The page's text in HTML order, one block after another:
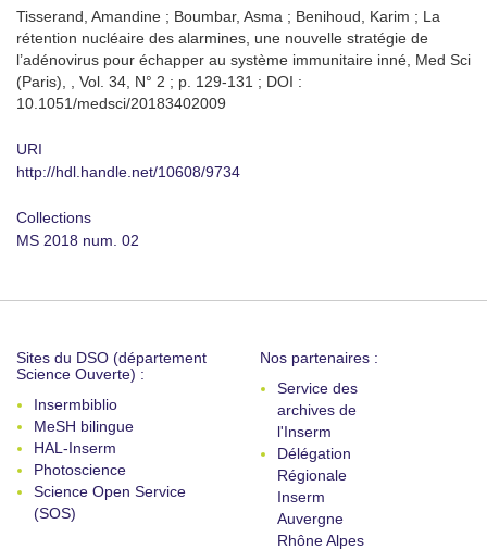
Tisserand, Amandine ; Boumbar, Asma ; Benihoud, Karim ; La
rétention nucléaire des alarmines, une nouvelle stratégie de
l’adénovirus pour échapper au système immunitaire inné, Med Sci
(Paris), , Vol. 34, N° 2 ; p. 129-131 ; DOI :
10.1051/medsci/20183402009
URI
http://hdl.handle.net/10608/9734
Collections
MS 2018 num. 02
Sites du DSO (département
Science Ouverte) :
Insermbiblio
MeSH bilingue
HAL-Inserm
Photoscience
Science Open Service
(SOS)
Nos partenaires :
Service des
archives de
l'Inserm
Délégation
Régionale
Inserm
Auvergne
Rhône Alpes